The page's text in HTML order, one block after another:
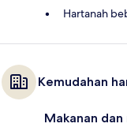
Hartanah
Kemudahan
Makanan dan